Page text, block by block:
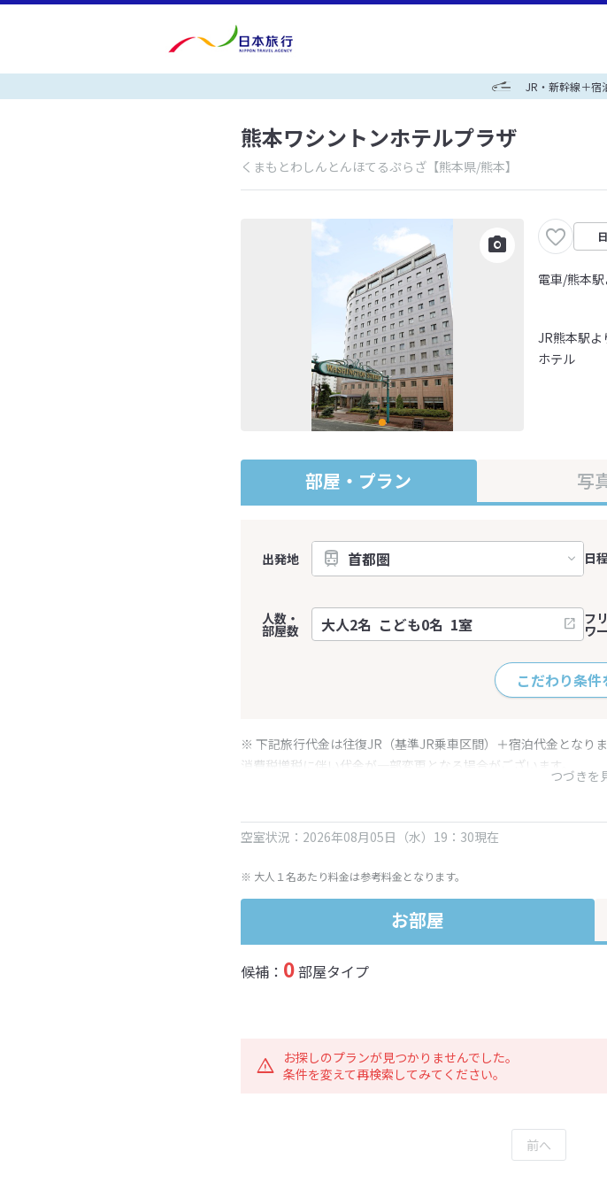
JR・新幹線＋宿
熊本ワシントンホテルプラザ
くまもとわしんとんほてるぷらざ 【熊本県/熊本】
電車/熊本
JR熊本駅よ
ホテル
部屋・プラン 写
出発地
日
人数・
部屋数
フ
ワ
こだわり条件
つづきを
※ 下記旅行代金は往復JR（基準JR乗車区間）＋宿泊代金となりま
消費税増税に伴い代金が一部変更となる場合がございます。
※ 表示されている旅行代金・プラン内容は一定時間ごとに更新さ
空室状況：2026年08月05日（水）19：30現在
※ 大人１名あたり料金は参考料金となります。
お部屋
候補： 0部屋タイプ
お探しのプランが見つかりませんでした。
条件を変えて再検索してみてください。